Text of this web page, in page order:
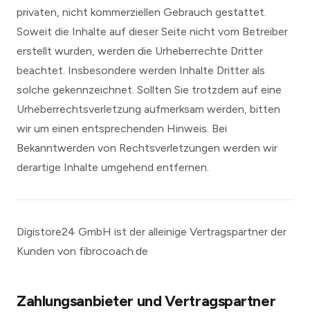
privaten, nicht kommerziellen Gebrauch gestattet.
Soweit die Inhalte auf dieser Seite nicht vom Betreiber
erstellt wurden, werden die Urheberrechte Dritter
beachtet. Insbesondere werden Inhalte Dritter als
solche gekennzeichnet. Sollten Sie trotzdem auf eine
Urheberrechtsverletzung aufmerksam werden, bitten
wir um einen entsprechenden Hinweis. Bei
Bekanntwerden von Rechtsverletzungen werden wir
derartige Inhalte umgehend entfernen.
Digistore24 GmbH ist der alleinige Vertragspartner der
Kunden von fibrocoach.de
Zahlungsanbieter und Vertragspartner